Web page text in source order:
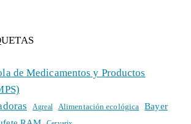
de Medicamentos y Productos
Agreal Alimentación ecológica Bayer